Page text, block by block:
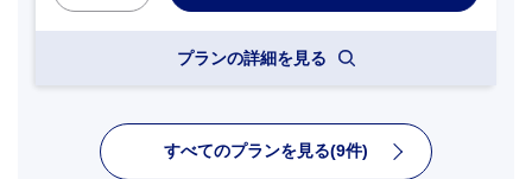
プランの詳細を見る
すべてのプランを見る(9件)